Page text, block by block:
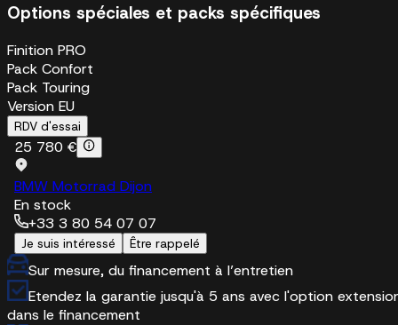
Options spéciales et packs spécifiques
Finition PRO
Pack Confort
Pack Touring
Version EU
RDV d'essai
25 780 €
BMW Motorrad Dijon
En stock
+33 3 80 54 07 07
Je suis intéressé Être rappelé
Sur mesure, du financement à l’entretien
Etendez la garantie jusqu'à 5 ans avec l'option
dans le financement